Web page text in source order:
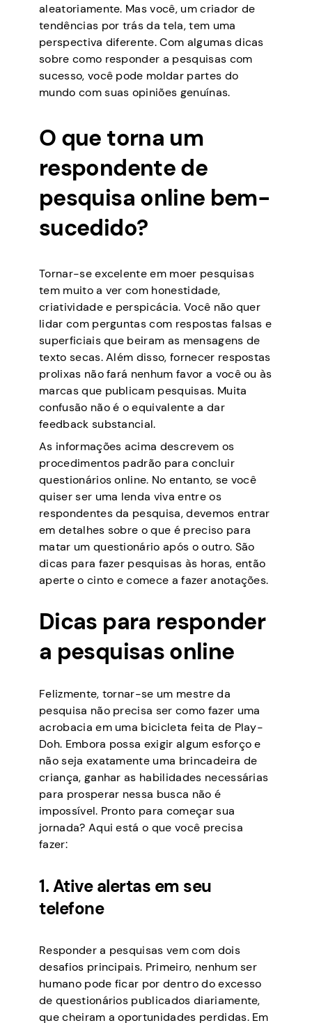
aleatoriamente. Mas você, um criador de
tendências por trás da tela, tem uma
perspectiva diferente. Com algumas dicas
sobre como responder a pesquisas com
sucesso, você pode moldar partes do
mundo com suas opiniões genuínas.
O que torna um
respondente de
pesquisa online bem-
sucedido?
Tornar-se excelente em moer pesquisas
tem muito a ver com honestidade,
criatividade e perspicácia. Você não quer
lidar com perguntas com respostas falsas e
superficiais que beiram as mensagens de
texto secas. Além disso, fornecer respostas
prolixas não fará nenhum favor a você ou às
marcas que publicam pesquisas. Muita
confusão não é o equivalente a dar
feedback substancial.
As informações acima descrevem os
procedimentos padrão para concluir
questionários online. No entanto, se você
quiser ser uma lenda viva entre os
respondentes da pesquisa, devemos entrar
em detalhes sobre o que é preciso para
matar um questionário após o outro. São
dicas para fazer pesquisas às horas, então
aperte o cinto e comece a fazer anotações.
Dicas para responder
a pesquisas online
Felizmente, tornar-se um mestre da
pesquisa não precisa ser como fazer uma
acrobacia em uma bicicleta feita de Play-
Doh. Embora possa exigir algum esforço e
não seja exatamente uma brincadeira de
criança, ganhar as habilidades necessárias
para prosperar nessa busca não é
impossível. Pronto para começar sua
jornada? Aqui está o que você precisa
fazer:
1. Ative alertas em seu
telefone
Responder a pesquisas vem com dois
desafios principais. Primeiro, nenhum ser
humano pode ficar por dentro do excesso
de questionários publicados diariamente,
que cheiram a oportunidades perdidas. Em